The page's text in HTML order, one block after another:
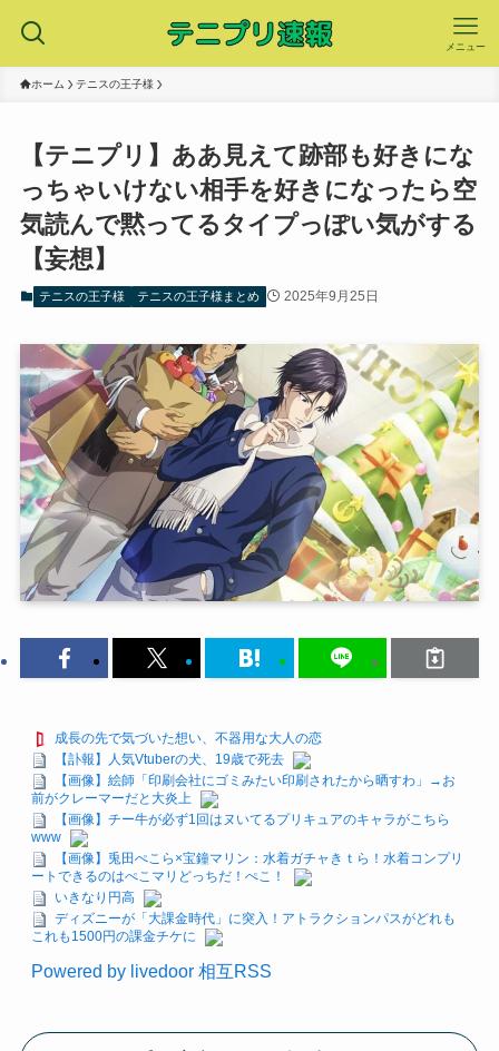
メニュー
ホーム テニスの王子様
【テニプリ】ああ見えて跡部も好きにな
っちゃいけない相手を好きになったら空
気読んで黙ってるタイプっぽい気がする
【妄想】
テニスの王子様 テニスの王子様まとめ 2025年9月25日
成長の先で気づいた想い、不器用な大人の恋
【訃報】人気Vtuberの犬、19歳で死去
【画像】絵師「印刷会社にゴミみたい印刷されたから晒すわ」→お
前がクレーマーだと大炎上
【画像】チー牛が必ず1回はヌいてるプリキュアのキャラがこちら
www
【画像】兎田ぺこら×宝鐘マリン：水着ガチャきｔら！水着コンプリ
ートできるのはぺこマリどっちだ！ぺこ！
いきなり円高
ディズニーが「大課金時代」に突入！アトラクションパスがどれも
これも1500円の課金チケに
Powered by livedoor 相互RSS